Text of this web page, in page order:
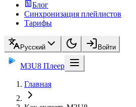
Блог
Синхронизация плейлистов
Тарифы
Русский Войти
M3U8 Плеер
Главная